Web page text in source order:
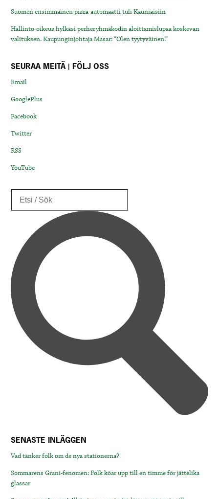
Suomen ensimmäinen pizza-automaatti tuli Kauniaisiin
Hallinto-oikeus hylkäsi perheryhmäkodin aloittamislupaa koskevan
valituksen. Kaupunginjohtaja Masar: “Olen tyytyväinen.”
SEURAA MEITÄ | FÖLJ OSS
Email
GooglePlus
Facebook
Twitter
RSS
YouTube
SENASTE INLÄGGEN
Vad tänker folk om de nya stationerna?
Sommarens Grani-fenomen: Folk köar upp till en timme för jättelika
glassar